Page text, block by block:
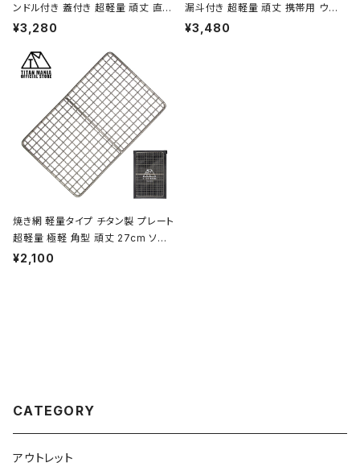
ンドル付き 蓋付き 超軽量 頑丈 直火
OK シングルマグカップ クッカー ソ
トドア キャンプ用品 収納袋付き
¥3,280
漏斗付き 超軽量 頑丈 携帯用 ウイ
スキー ボトル ヒップフラスコ 水筒 ソ
¥3,480
焼き網 軽量タイプ チタン製 プレート
超軽量 極軽 角型 頑丈 27cm ソロ
キャンプ BBQ バーベキュー アウト
¥2,100
CATEGORY
アウトレット